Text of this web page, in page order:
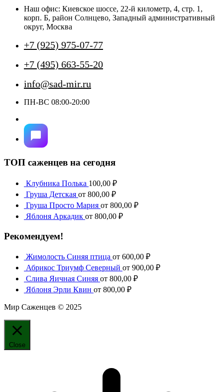
на
странице
Наш офис: Киевское шоссе, 22-й километр, 4, стр. 1,
корп. Б, район Солнцево, Западный административный
округ, Москва
+7 (925) 975-07-77
+7 (495) 663-55-20
info@sad-mir.ru
ПН-ВС 08:00-20:00
ТОП саженцев на сегодня
Клубника Полька 100,00 ₽
Груша Детская от 800,00 ₽
Груша Просто Мария от 800,00 ₽
Яблоня Аркадик от 800,00 ₽
Рекомендуем!
Жимолость Синяя птица от 600,00 ₽
Абрикос Триумф Северный от 900,00 ₽
Слива Яичная Синяя от 800,00 ₽
Яблоня Эрли Квин от 800,00 ₽
Мир Саженцев © 2025
Close